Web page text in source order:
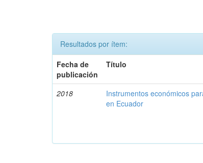
Resultados por ítem:
Fecha de
publicación
Título
2018
Instrumentos económicos
en Ecuador